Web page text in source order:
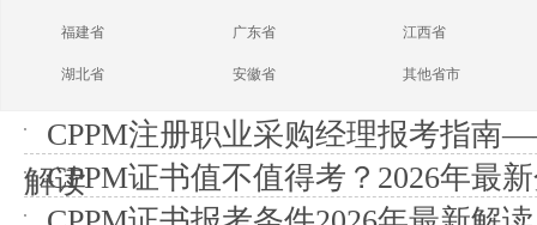
福建省 广东省 江西省
湖北省 安徽省 其他省市
CPPM注册职业采购经理报考指南
解读
CPPM证书值不值得考？2026年最